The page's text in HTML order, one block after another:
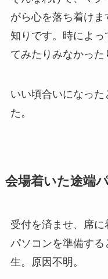
がら心を落ち着け
知りです。時によ
てみたりみなかった
いい頃合いになっ
た。
会場着いた途端
受付を済ませ、席
パソコンを準備す
生。原因不明。